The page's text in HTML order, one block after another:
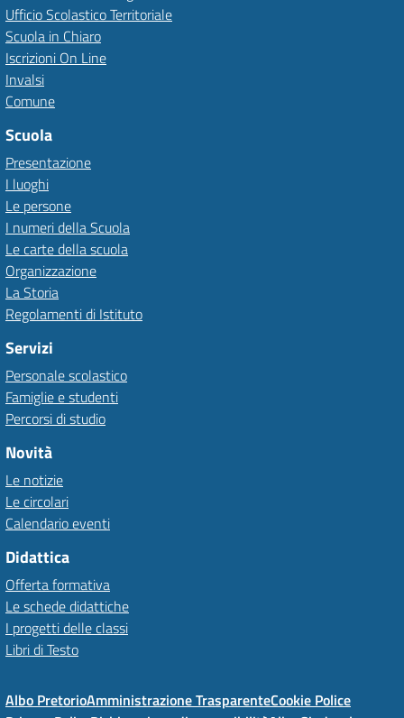
Ufficio Scolastico Territoriale
Scuola in Chiaro
Iscrizioni On Line
Invalsi
Comune
Scuola
Presentazione
I luoghi
Le persone
I numeri della Scuola
Le carte della scuola
Organizzazione
La Storia
Regolamenti di Istituto
Servizi
Personale scolastico
Famiglie e studenti
Percorsi di studio
Novità
Le notizie
Le circolari
Calendario eventi
Didattica
Offerta formativa
Le schede didattiche
I progetti delle classi
Libri di Testo
Albo PretorioAmministrazione TrasparenteCookie Police